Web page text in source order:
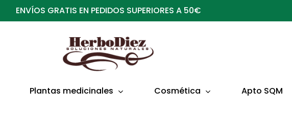
ENVÍOS GRATIS EN PEDIDOS SUPERIORES A 50€
Plantas medicinales Cosmética Apto SQM